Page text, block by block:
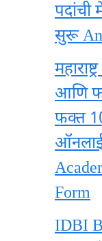
पदांची
सुरू
आणि
फक्त
Form
IDBI